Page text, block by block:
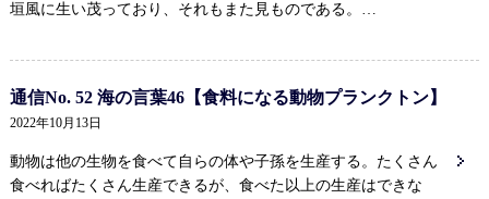
垣風に生い茂っており、それもまた見ものである。…
通信No. 52 海の言葉46【食料になる動物プランクトン】
2022年10月13日
動物は他の生物を食べて自らの体や子孫を生産する。たくさん
食べればたくさん生産できるが、食べた以上の生産はできな